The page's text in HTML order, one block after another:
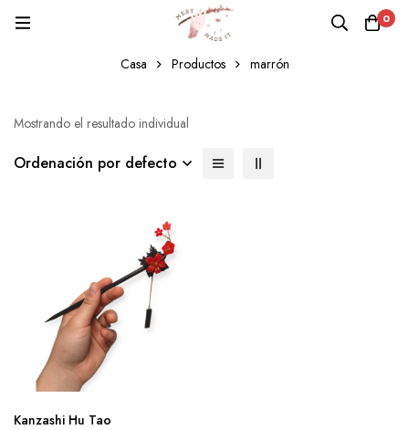
0
marrón
Casa Productos marrón
Mostrando el resultado individual
Ordenación por defecto
Kanzashi Hu Tao